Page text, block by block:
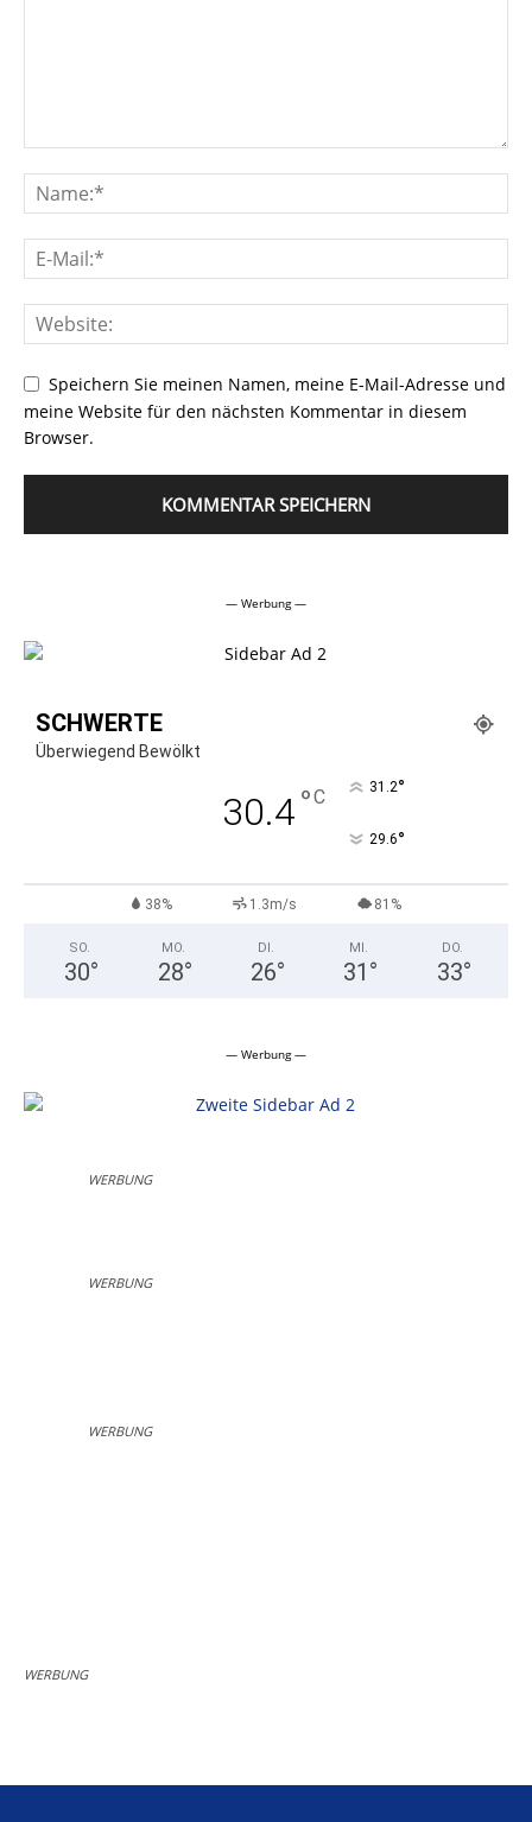
Speichern Sie meinen Namen, meine E-Mail-Adresse und
meine Website für den nächsten Kommentar in diesem
Browser.
— Werbung —
SCHWERTE
Überwiegend Bewölkt
30.4°C 31.2°
29.6°
38% 1.3m/s 81%
SO.
30°
MO.
28°
DI.
26°
MI.
31 °
DO.
33°
— Werbung —
WERBUNG
WERBUNG
WERBUNG
WERBUNG